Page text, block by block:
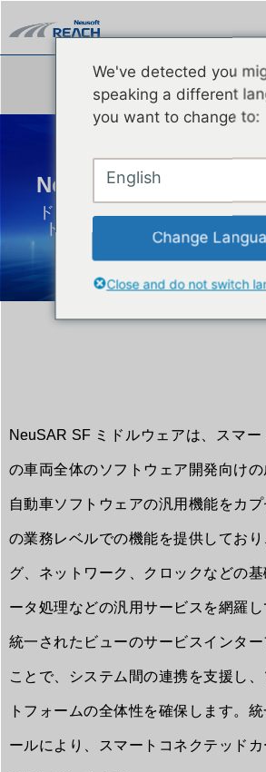
NeuSAR SF(Service
ドメインを跨いで融合する重
ト 完成車ビューワンストップ
NeuSAR SF ミドルウェアは、スマ
の車両全体のソフトウェア開発向けの
自動車ソフトウェアの汎用機能をカ
の業務レベルでの機能を提供してお
グ、ネットワーク、クロックなどの
ータ処理などの汎用サービスを網羅
統一されたビューのサービスインタ
ことで、システム間の連携を支援し
トフォームの全体性を確保します。
ールにより、スマートコネクテッド
We've detected you
speaking a different
you want to change to:
English
Change
Close and do not switch